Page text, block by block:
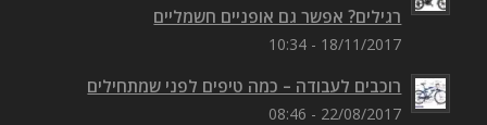
רגילים? אפשר גם אופניים חשמליים
18/11/2017 - 10:34
רוכבים לעבודה – כמה טיפים לפני שמתחילים
22/08/2017 - 08:46